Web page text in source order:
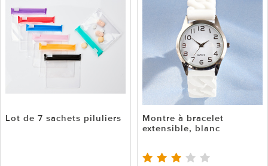
Lot de 7 sachets piluliers
Montre à bracelet
extensible, blanc